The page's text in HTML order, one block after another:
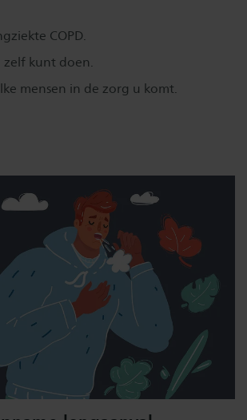
COPD.
zelf kunt doen.
mensen in de zorg u komt.